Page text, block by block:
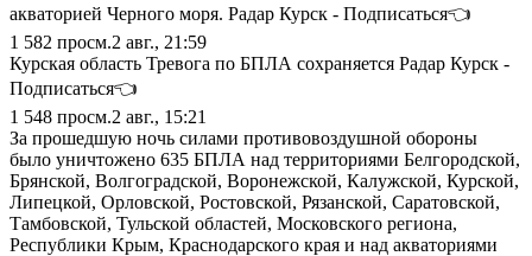
акваторией Черного моря. Радар Курск - Подписаться👈
1 582 просм.2 авг., 21:59
Курская область Тревога по БПЛА сохраняется Радар Курск -
Подписаться👈
1 548 просм.2 авг., 15:21
За прошедшую ночь силами противовоздушной обороны
было уничтожено 635 БПЛА над территориями Белгородской,
Брянской, Волгоградской, Воронежской, Калужской, Курской,
Липецкой, Орловской, Ростовской, Рязанской, Саратовской,
Тамбовской, Тульской областей, Московского региона,
Республики Крым, Краснодарского края и над акваториями